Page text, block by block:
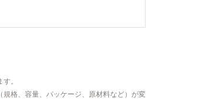
。
格、容量、パッケージ、原材料など）が変